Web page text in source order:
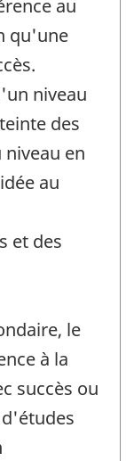
au
qu'une
niveau
des
en
au
et des
le
à la
succès ou